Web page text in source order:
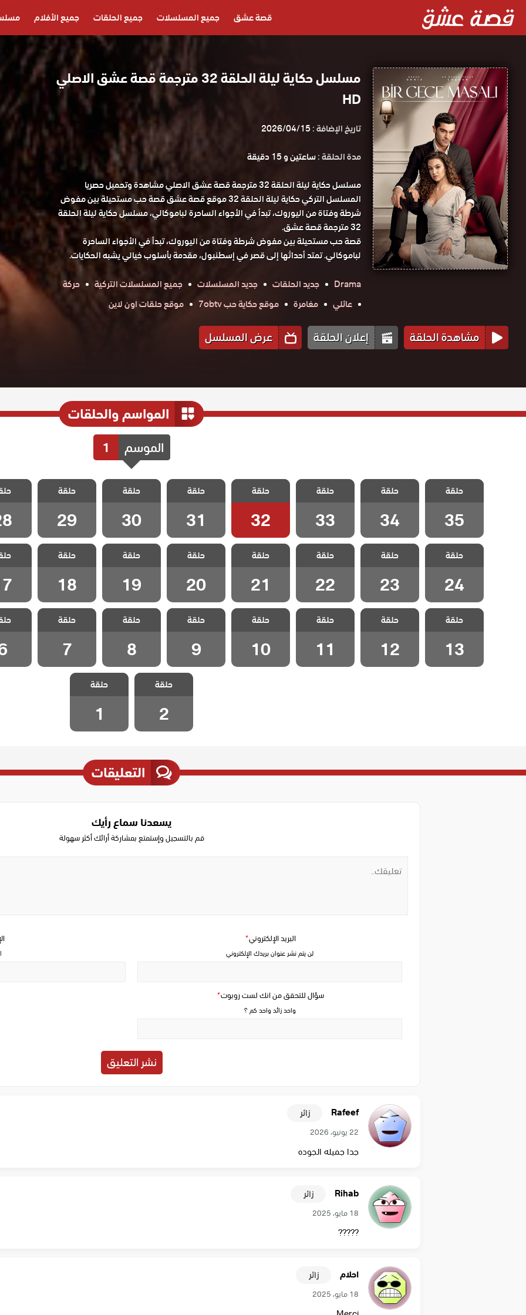
قصة عشق جميع المسلسلات جميع الحلقات جميع الأفلام
مسلسل حكاية ليلة الحلقة 32 مترجمة قصة عشق الاصلي
HD
تاريخ الإضافة :2026/04/15
مدة الحلقة :ساعتين و 15 دقيقة
مسلسل حكاية ليلة الحلقة 32 مترجمة قصة عشق الاصلي مشاهدة وتحميل حصريا
المسلسل التركي حكاية ليلة الحلقة 32 موقع قصة عشق قصة حب مستحيلة بين مفوض
شرطة وفتاة من اليوروك، تبدأ في الأجواء الساحرة لباموكالي، مسلسل حكاية ليلة الحلقة
32 مترجمة قصة عشق.
قصة حب مستحيلة بين مفوض شرطة وفتاة من اليوروك، تبدأ في الأجواء الساحرة
لباموكالي. تمتد أحداثها إلى قصر في إسطنبول، مقدمة بأسلوب خيالي يشبه الحكايات.
Drama
جديد الحلقات جديد المسلسلات جميع المسلسلات التركية
حركة
عائلي
مغامرة موقع حكاية حب 7obtv موقع حلقات اون لاين
مشاهدة الحلقة إعلان الحلقة عرض المسلسل
المواسم والحلقات
الموسم 1
مسلسل حكاية
والاخيرة
حلقة
35
مسلسل حكاية
ليلة الحلقة 34
حلقة
34
مسلسل حكاية
ليلة الحلقة 33
حلقة
33
مسلسل حكاية
ليلة الحلقة 32
حلقة
32
مسلسل حكاية
ليلة الحلقة 31
حلقة
31
مسلسل حكاية
ليلة الحلقة 30
حلقة
30
مسلسل حكاية
ليلة الحلقة 29
حلقة
29
مسلسل
ليلة
مسلسل حكاية
ليلة الحلقة 24
حلقة
24
مسلسل حكاية
ليلة الحلقة 23
حلقة
23
مسلسل حكاية
ليلة الحلقة 22
حلقة
22
مسلسل حكاية
ليلة الحلقة 21
حلقة
21
مسلسل حكاية
ليلة الحلقة 20
حلقة
20
مسلسل حكاية
ليلة الحلقة 19
حلقة
19
مسلسل حكاية
ليلة الحلقة 18
حلقة
18
مسلسل
ليلة
مسلسل حكاية
ليلة الحلقة 13
حلقة
13
مسلسل حكاية
ليلة الحلقة 12
حلقة
12
مسلسل حكاية
ليلة الحلقة 11
حلقة
11
مسلسل حكاية
ليلة الحلقة 10
حلقة
10
مسلسل حكاية
ليلة الحلقة 9
حلقة
9
مسلسل حكاية
ليلة الحلقة 8
حلقة
8
مسلسل حكاية
ليلة الحلقة 7
حلقة
7
مسلسل
ليلة
مسلسل حكاية
ليلة الحلقة 2
حلقة
2
مسلسل حكاية
ليلة الحلقة 1
حلقة
1
التعليقات
يسعدنا سماع رأيك
قم بالتسجيل وإستمتع بمشاركة أرائك أكثر سهولة
سؤال للتحقق من انك لست روبوت*
واحد زائد واحد كم ؟
البريد الإلكتروني*
لن يتم نشر عنوان بريدك الإلكتروني
Rafeef زائر
22 يونيو، 2026
جدا جميله الجوده
Rihab زائر
18 مايو، 2025
?????
احلام زائر
18 مايو، 2025